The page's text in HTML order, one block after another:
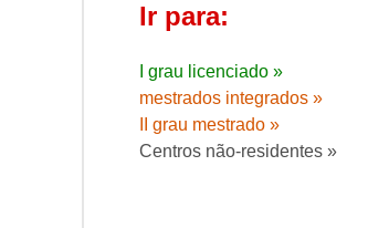
Ir para:
I grau licenciado »
mestrados integrados »
II grau mestrado »
Centros não-residentes »